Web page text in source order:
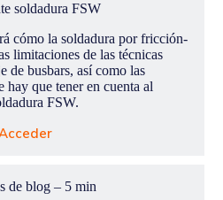
soldadura FSW
cómo la soldadura por fricción-
limitaciones de las técnicas
de busbars, así como las
hay que tener en cuenta al
FSW.
de blog – 5 min